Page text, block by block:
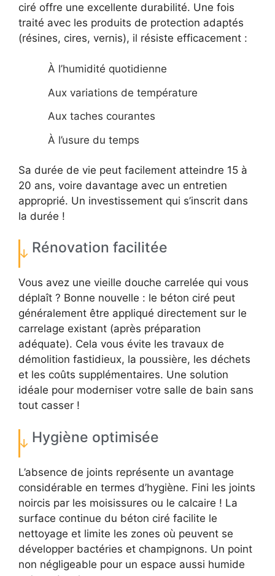
ciré offre une excellente durabilité. Une fois
traité avec les produits de protection adaptés
(résines, cires, vernis), il résiste efficacement :
À l’humidité quotidienne
Aux variations de température
Aux taches courantes
À l’usure du temps
Sa durée de vie peut facilement atteindre 15 à
20 ans, voire davantage avec un entretien
approprié. Un investissement qui s’inscrit dans
la durée !
Rénovation facilitée
Vous avez une vieille douche carrelée qui vous
déplaît ? Bonne nouvelle : le béton ciré peut
généralement être appliqué directement sur le
carrelage existant (après préparation
adéquate). Cela vous évite les travaux de
démolition fastidieux, la poussière, les déchets
et les coûts supplémentaires. Une solution
idéale pour moderniser votre salle de bain sans
tout casser !
Hygiène optimisée
L’absence de joints représente un avantage
considérable en termes d’hygiène. Fini les joints
noircis par les moisissures ou le calcaire ! La
surface continue du béton ciré facilite le
nettoyage et limite les zones où peuvent se
développer bactéries et champignons. Un point
non négligeable pour un espace aussi humide